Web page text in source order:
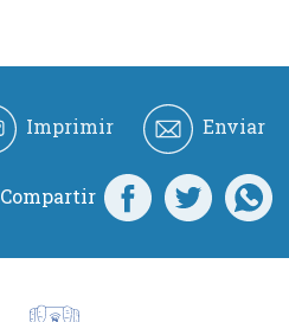
Imprimir Enviar
Compartir